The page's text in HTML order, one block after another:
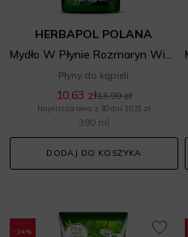
HERBAPOL POLANA
Mydło W Płynie Rozmaryn Wiśnia
Płyny do kąpieli
10,63 zł13,99 zł
Najniższa cena z 30 dni: 10,21 zł
390 ml
DODAJ DO KOSZYKA
-24%